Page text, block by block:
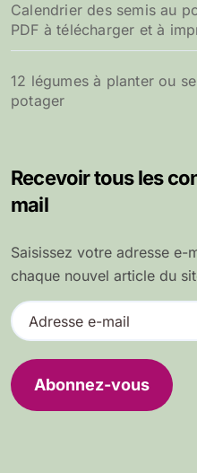
Calendrier des semis au
PDF à télécharger et à
12 légumes à planter ou
potager
Recevoir tous les
mail
Saisissez votre adresse
chaque nouvel article du
A
d
e
s
Abonnez-vous